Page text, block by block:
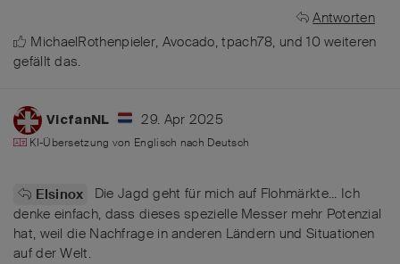
Antworten
MichaelRothenpieler, Avocado,tpach78, und10 weiteren
gefällt das.
VicfanNL 29. Apr 2025
KI-Übersetzung von Englisch nach Deutsch
Elsinox
Die Jagd geht für mich auf Flohmärkte... Ich
denke einfach, dass dieses spezielle Messer mehr Potenzial
hat, weil die Nachfrage in anderen Ländern und Situationen
auf der Welt.